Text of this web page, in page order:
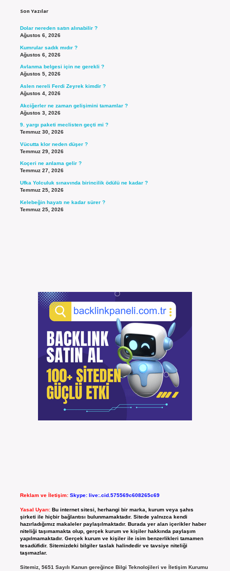
Son Yazılar
Dolar nereden satın alınabilir ?
Ağustos 6, 2026
Kumrular sadık mıdır ?
Ağustos 6, 2026
Avlanma belgesi için ne gerekli ?
Ağustos 5, 2026
Aslen nereli Ferdi Zeyrek kimdir ?
Ağustos 4, 2026
Akciğerler ne zaman gelişimini tamamlar ?
Ağustos 3, 2026
9. yargı paketi meclisten geçti mi ?
Temmuz 30, 2026
Vücutta klor neden düşer ?
Temmuz 29, 2026
Koçeri ne anlama gelir ?
Temmuz 27, 2026
Ufka Yolculuk sınavında birincilik ödülü ne kadar ?
Temmuz 25, 2026
Kelebeğin hayatı ne kadar sürer ?
Temmuz 25, 2026
Reklam ve İletişim: Skype: live:.cid.575569c608265c69
Yasal Uyarı: Bu internet sitesi, herhangi bir marka, kurum veya şahıs
şirketi ile hiçbir bağlantısı bulunmamaktadır. Sitede yalnızca kendi
hazırladığımız makaleler paylaşılmaktadır. Burada yer alan içerikler haber
niteliği taşımamakta olup, gerçek kurum ve kişiler hakkında paylaşım
yapılmamaktadır. Gerçek kurum ve kişiler ile isim benzerlikleri tamamen
tesadüfidir. Sitemizdeki bilgiler taslak halindedir ve tavsiye niteliği
taşımazlar.
Sitemiz, 5651 Sayılı Kanun gereğince Bilgi Teknolojileri ve İletişim Kurumu